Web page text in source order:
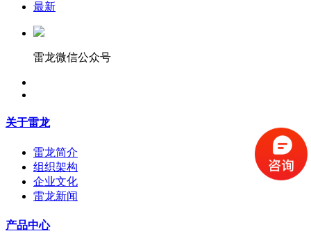
最新
雷龙微信公众号
关于雷龙
雷龙简介
组织架构
企业文化
雷龙新闻
产品中心